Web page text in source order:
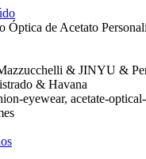
de Acetato
& JINYU &
& Havana
eyewear, acetate-